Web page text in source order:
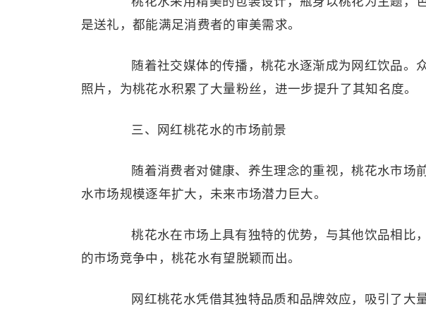
是送礼，都能满足消费者的审美需求。
随着社交媒体的传播，桃花水逐渐成为网红饮品。
照片，为桃花水积累了大量粉丝，进一步提升了其知名度。
三、网红桃花水的市场前景
随着消费者对健康、养生理念的重视，桃花水市场
水市场规模逐年扩大，未来市场潜力巨大。
桃花水在市场上具有独特的优势，与其他饮品相比
的市场竞争中，桃花水有望脱颖而出。
网红桃花水凭借其独特品质和品牌效应，吸引了大